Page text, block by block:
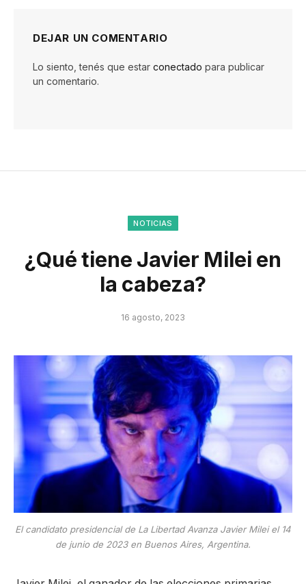
DEJAR UN COMENTARIO
Lo siento, tenés que estar conectado para publicar
un comentario.
NOTICIAS
¿Qué tiene Javier Milei en
la cabeza?
16 agosto, 2023
El candidato presidencial de La Libertad Avanza Javier Milei el 14
de junio de 2023 en Buenos Aires, Argentina.